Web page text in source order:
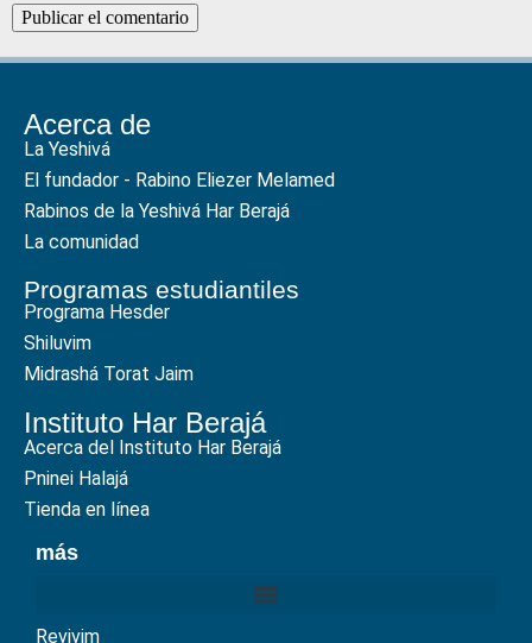
Acerca de
La Yeshivá
El fundador - Rabino Eliezer Melamed
Rabinos de la Yeshivá Har Berajá
La comunidad
Programas estudiantiles
Programa Hesder
Shiluvim
Midrashá Torat Jaim
Instituto Har Berajá
Acerca del Instituto Har Berajá
Pninei Halajá
Tienda en línea
más
Revivim